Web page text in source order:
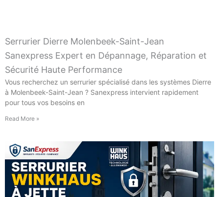
Serrurier Dierre Molenbeek-Saint-Jean
Sanexpress Expert en Dépannage, Réparation et
Sécurité Haute Performance
Vous recherchez un serrurier spécialisé dans les systèmes Dierre
à Molenbeek-Saint-Jean ? Sanexpress intervient rapidement
pour tous vos besoins en
Read More »